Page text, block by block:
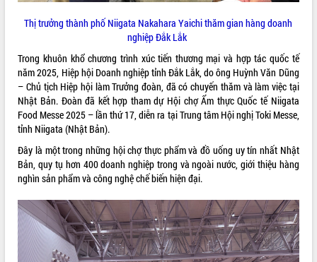
VIDEO
Thị trưởng thành phố Niigata Nakahara Yaichi thăm gian hàng doanh
nghiệp Đắk Lắk
Trong khuôn khổ chương trình xúc tiến thương mại và hợp tác quốc tế
năm 2025, Hiệp hội Doanh nghiệp tỉnh Đắk Lắk, do ông Huỳnh Văn Dũng
– Chủ tịch Hiệp hội làm Trưởng đoàn, đã có chuyến thăm và làm việc tại
Nhật Bản. Đoàn đã kết hợp tham dự Hội chợ Ẩm thực Quốc tế Niigata
Food Messe 2025 – lần thứ 17, diễn ra tại Trung tâm Hội nghị Toki Messe,
tỉnh Niigata (Nhật Bản).
Đây là một trong những hội chợ thực phẩm và đồ uống uy tín nhất Nhật
Bản, quy tụ hơn 400 doanh nghiệp trong và ngoài nước, giới thiệu hàng
nghìn sản phẩm và công nghệ chế biến hiện đại.